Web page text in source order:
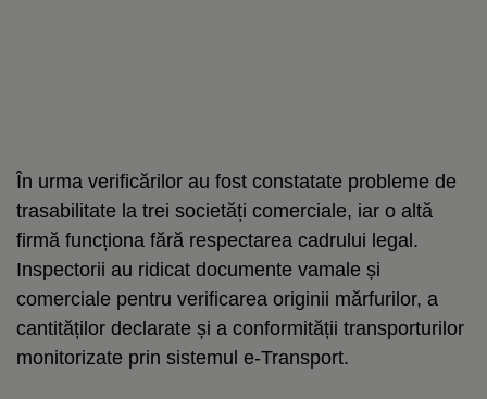
În urma verificărilor au fost constatate probleme de
trasabilitate la trei societăți comerciale, iar o altă
firmă funcționa fără respectarea cadrului legal.
Inspectorii au ridicat documente vamale și
comerciale pentru verificarea originii mărfurilor, a
cantităților declarate și a conformității transporturilor
monitorizate prin sistemul e-Transport.